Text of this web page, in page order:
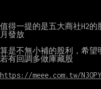
值得一提的是五大商社H2
月發放
算是不無小補的股利，希
若有回調多做庫藏股
https://meee.com.tw/